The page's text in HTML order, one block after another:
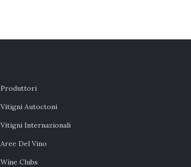
Produttori
Vitigni Autoctoni
Vitigni Internazionali
Aree Del Vino
Wine Clubs